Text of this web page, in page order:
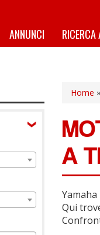
ANNUNCI RICERCA
Home »
A
Qui